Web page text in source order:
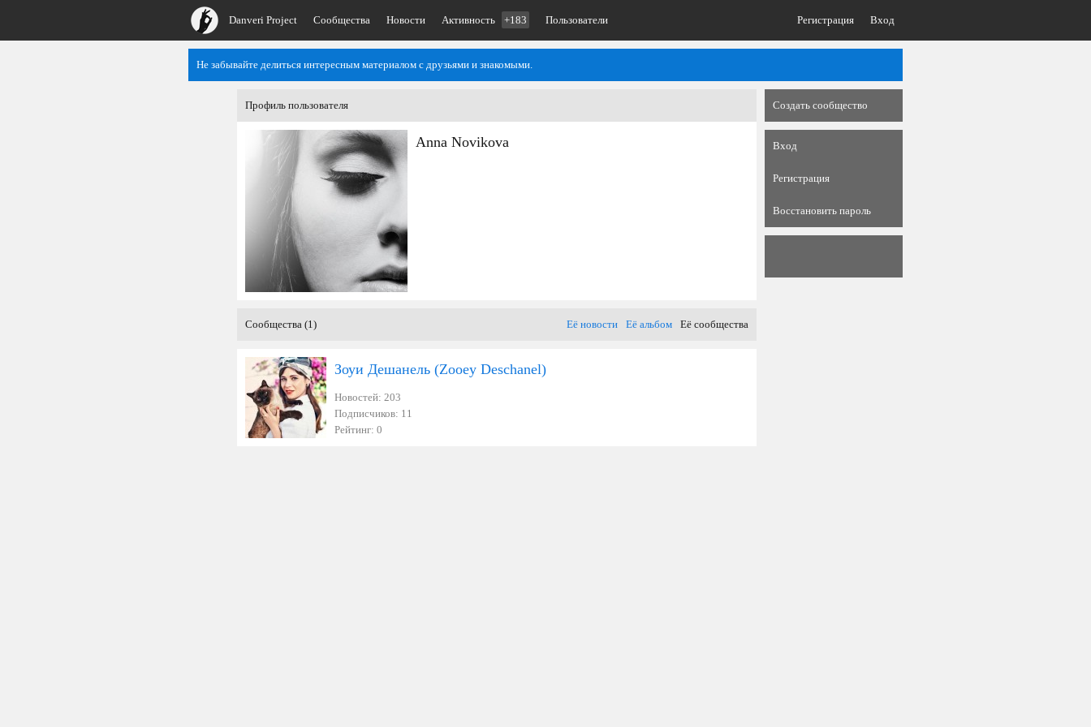
Danveri Project Сообщества Новости Активность +183 Пользователи Регистрация Вход
Не забывайте делиться интересным материалом с друзьями и знакомыми.
Профиль пользователя
Anna Novikova
Сообщества (1) Её новости Её альбом Её сообщества
Зоуи Дешанель (Zooey Deschanel)
Новостей: 203
Подписчиков: 11
Рейтинг: 0
Создать сообщество
Вход
Регистрация
Восстановить пароль